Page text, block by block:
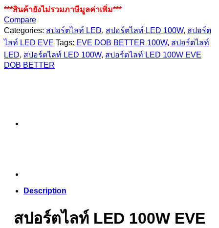
***สินค้ายังไม่รวมภาษีมูลค่าเพิ่ม***
Compare
Categories: สปอร์ตไลท์ LED, สปอร์ตไลท์ LED 100W, สปอร์ต
ไลท์ LED EVE Tags: EVE DOB BETTER 100W, สปอร์ตไลท์
LED, สปอร์ตไลท์ LED 100W, สปอร์ตไลท์ LED 100W EVE
DOB BETTER
Description
สปอร์ตไลท์ LED 100W EVE